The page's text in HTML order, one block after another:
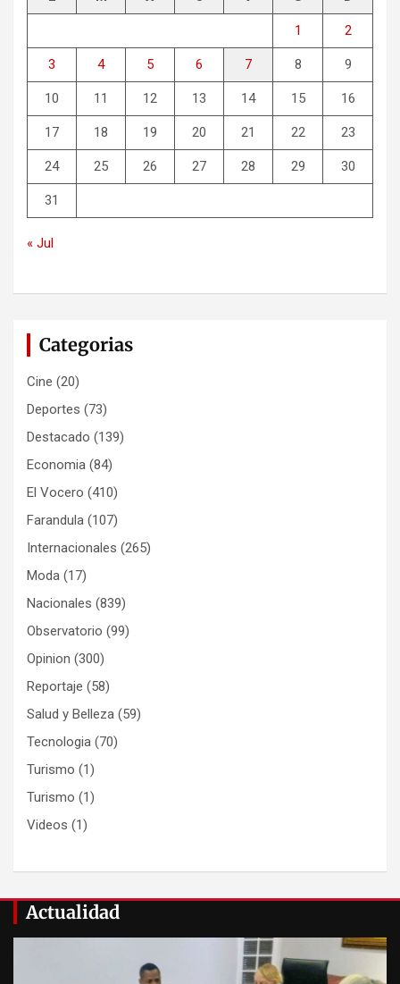
1 2
3 4 5 6 7 8 9
10 11 12 13 14 15 16
17 18 19 20 21 22 23
24 25 26 27 28 29 30
31
« Jul
Categorias
Cine (20)
Deportes (73)
Destacado (139)
Economia (84)
El Vocero (410)
Farandula (107)
Internacionales (265)
Moda (17)
Nacionales (839)
Observatorio (99)
Opinion (300)
Reportaje (58)
Salud y Belleza (59)
Tecnologia (70)
Turismo (1)
Turismo (1)
Videos (1)
Actualidad